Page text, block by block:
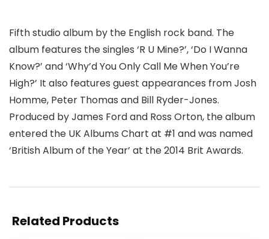
Fifth studio album by the English rock band. The
album features the singles ‘R U Mine?’, ‘Do I Wanna
Know?’ and ‘Why’d You Only Call Me When You’re
High?’ It also features guest appearances from Josh
Homme, Peter Thomas and Bill Ryder-Jones.
Produced by James Ford and Ross Orton, the album
entered the UK Albums Chart at #1 and was named
‘British Album of the Year’ at the 2014 Brit Awards.
Related Products